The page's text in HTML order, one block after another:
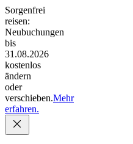
Sorgenfrei
reisen:
Neubuchungen
bis
31.08.2026
kostenlos
ändern
oder
verschieben.Mehr
erfahren.